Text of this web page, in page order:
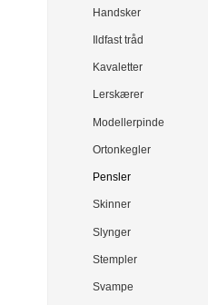
Handsker
Ildfast tråd
Kavaletter
Lerskærer
Modellerpinde
Ortonkegler
Pensler
Skinner
Slynger
Stempler
Svampe